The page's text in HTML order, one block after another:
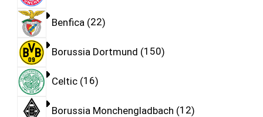
Benfica 22
Borussia Dortmund 150
Celtic 16
Borussia Monchengladbach 12